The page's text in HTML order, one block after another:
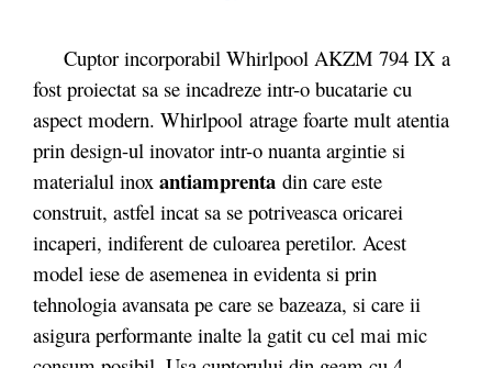
Cuptor incorporabil Whirlpool AKZM 794 IX a
fost proiectat sa se incadreze intr-o bucatarie cu
aspect modern. Whirlpool atrage foarte mult atentia
prin design-ul inovator intr-o nuanta argintie si
materialul inox antiamprenta din care este
construit, astfel incat sa se potriveasca oricarei
incaperi, indiferent de culoarea peretilor. Acest
model iese de asemenea in evidenta si prin
tehnologia avansata pe care se bazeaza, si care ii
asigura performante inalte la gatit cu cel mai mic